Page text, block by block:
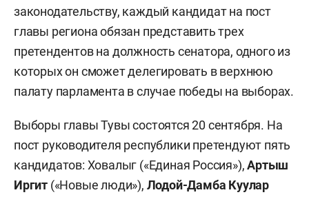
законодательству, каждый кандидат на пост
главы региона обязан представить трех
претендентов на должность сенатора, одного из
которых он сможет делегировать в верхнюю
палату парламента в случае победы на выборах.
Выборы главы Тувы состоятся 20 сентября. На
пост руководителя республики претендуют пять
кандидатов: Ховалыг («Единая Россия»),Артыш
Иргит («Новые люди»), Лодой-Дамба Куулар